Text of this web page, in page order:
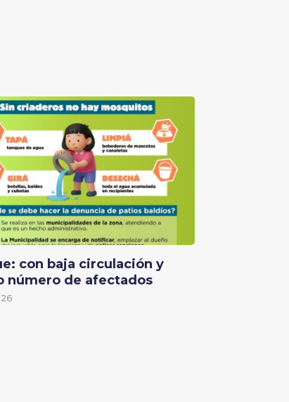
con baja circulación y
número de afectados